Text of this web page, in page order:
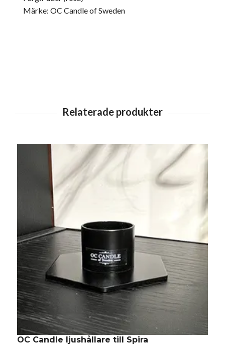
Märke: OC Candle of Sweden
OC Candle ljushållare till Spira